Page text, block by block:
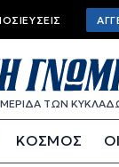
Top
bar
menu
ΤΩΝ
ΚΟΣΜΟΣ